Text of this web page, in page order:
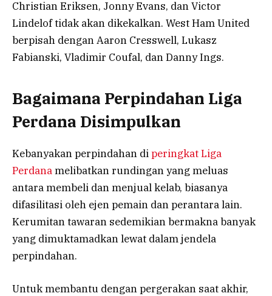
Christian Eriksen, Jonny Evans, dan Victor
Lindelof tidak akan dikekalkan. West Ham United
berpisah dengan Aaron Cresswell, Lukasz
Fabianski, Vladimir Coufal, dan Danny Ings.
Bagaimana Perpindahan Liga
Perdana Disimpulkan
Kebanyakan perpindahan diperingkat Liga
Perdanamelibatkan rundingan yang meluas
antara membeli dan menjual kelab, biasanya
difasilitasi oleh ejen pemain dan perantara lain.
Kerumitan tawaran sedemikian bermakna banyak
yang dimuktamadkan lewat dalam jendela
perpindahan.
Untuk membantu dengan pergerakan saat akhir,